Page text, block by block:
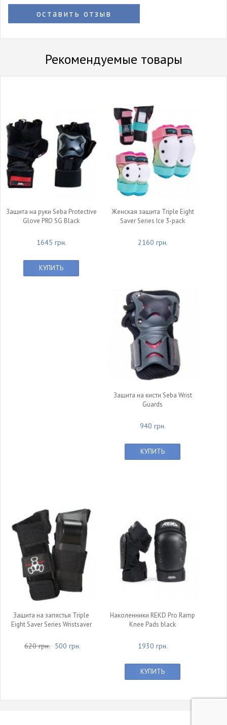
оставить отзыв
Рекомендуемые товары
Защита на руки Seba Protective
Glove PRO SG Black
1645 грн.
КУПИТЬ
Женская защита Triple Eight
Saver Series Ice 3-pack
2160 грн.
Защита на кисти Seba Wrist
Guards
940 грн.
КУПИТЬ
Защита на запястья Triple
Eight Saver Series Wristsaver
620 грн. 500 грн.
Наколенники REKD Pro Ramp
Knee Pads black
1930 грн.
КУПИТЬ